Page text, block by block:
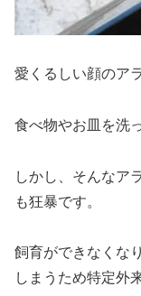
愛くるしい顔のア
食べ物やお皿を洗
しかし、そんなア
も狂暴です。
飼育ができなくな
しまうため特定外